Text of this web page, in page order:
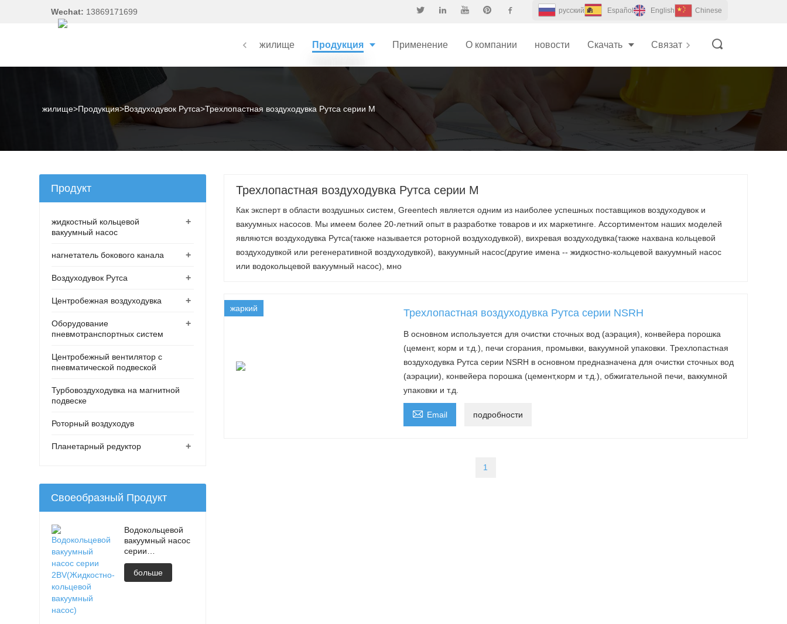
Wechat: 13869171699 pусский Español English Chinese
жилище Продукция Применение О компании новости Скачать Связаться с Нами
жилище>Продукция>Воздуходувок Рутса>Трехлопастная воздуходувка Рутса серии M
Трехлопастная воздуходувка Рутса серии M
Как эксперт в области воздушных систем, Greentech является одним из наиболее успешных поставщиков воздуходувок и
вакуумных насосов. Мы имеем более 20-летний опыт в разработке товаров и их маркетинге. Ассортиментом наших моделей
являются воздуходувка Рутса(также называется роторной воздуходувкой), вихревая воздуходувка(также нахвана кольцевой
воздуходувкой или регенеративной воздуходувкой), вакуумный насос(другие имена -- жидкостно-кольцевой вакуумный насос
или водокольцевой вакуумный насос), мно
жаркий Трехлопастная воздуходувка Рутса серии NSRH
В основном используется для очистки сточных вод (аэрация), конвейера порошка
(цемент, корм и т.д.), печи сгорания, промывки, вакуумной упаковки. Трехлопастная
воздуходувка Рутса серии NSRH в основном предназначена для очистки сточных вод
(аэрации), конвейера порошка (цемент,корм и т.д.), обжигательной печи, ваккумной
упаковки и т.д.
 Email подробности
1
Продукт
+
жидкостный кольцевой
вакуумный насос
+
нагнетатель бокового канала
+
Воздуходувок Рутса
+
Центробежная воздуходувка
+
Оборудование
пневмотранспортных систем
Центробежный вентилятор с
пневматической подвеской
Турбовоздуходувка на магнитной
подвеске
Роторный воздуходув
+
Планетарный редуктор
Своеобразный Продукт
Водокольцевой
вакуумный насос
серии
2BV(Жидкостно-
кольцевой
вакуумный насос)
больше